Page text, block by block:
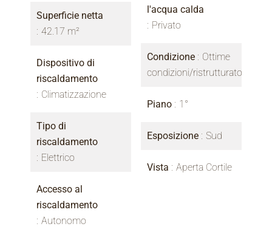
Superficie netta
42.17 m²
Dispositivo di
riscaldamento
Climatizzazione
Tipo di
riscaldamento
Elettrico
Accesso al
riscaldamento
Autonomo
l'acqua calda
Privato
Condizione
Ottime
condizioni/ristrutturato
Piano 1°
Esposizione Sud
Vista Aperta Cortile